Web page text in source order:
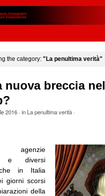
the category: "La penultima verità"
nuova breccia nel
2016· in La penultima verità·
e diversi
in Italia
giorni scorsi
della